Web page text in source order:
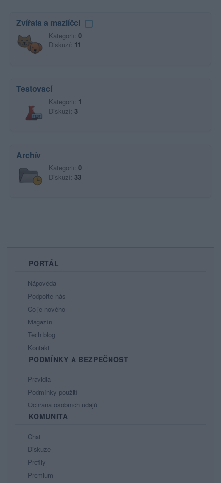
Zvířata a mazlíčci
Kategorií: 0
Diskuzí: 11
Testovací
Kategorií: 1
Diskuzí: 3
Archív
Kategorií: 0
Diskuzí: 33
PORTÁL
Nápověda
Podpořte nás
Co je nového
Magazín
Tech blog
Kontakt
PODMÍNKY A BEZPEČNOST
Pravidla
Podmínky použití
Ochrana osobních údajů
KOMUNITA
Chat
Diskuze
Profily
Premium